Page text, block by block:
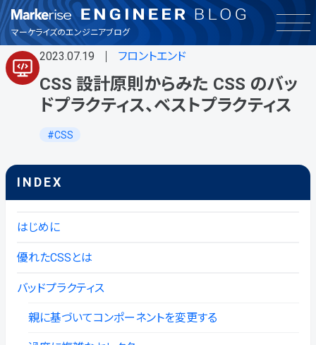
マーケライズのエンジニアブログ
インフラ
お知らせ
その他
品質保証
製品
2023.07.19 フロントエンド
CSS 設計原則からみた CSS のバッ
ドプラクティス、ベストプラクティス
CSS
INDEX
はじめに
優れたCSSとは
バッドプラクティス
親に基づいてコンポーネントを変更する